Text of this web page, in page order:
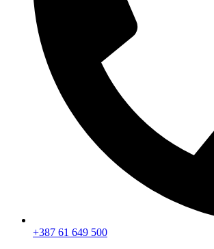
+387 61 649 500